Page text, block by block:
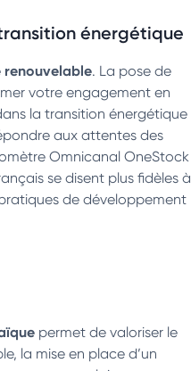
énergétique
renouvelable. La pose de
votre engagement en
la transition énergétique
aux attentes des
Omnicanal OneStock
se disent plus fidèles à
de développement
permet de valoriser le
la mise en place d’un